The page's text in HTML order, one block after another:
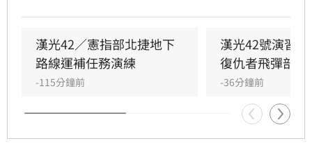
援，在風雨中迅速抵達戰術位置，展現高機動性
與精準遠程打擊力。
漢光42／憲指部北捷地下
路線運補任務演練
-115分鐘前
漢光42號演習
復仇者飛彈部隊
-36分鐘前